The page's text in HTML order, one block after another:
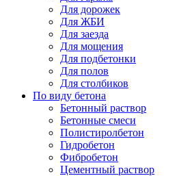
Для дорожек
Для ЖБИ
Для заезда
Для мощения
Для подбетонки
Для полов
Для столбиков
По виду бетона
Бетонный раствор
Бетонные смеси
Полистиролбетон
Гидробетон
Фибробетон
Цементный раствор